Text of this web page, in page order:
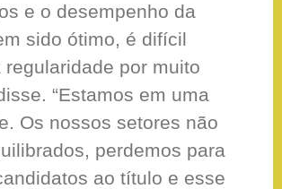
e o desempenho da
sido ótimo, é difícil
regularidade por muito
“Estamos em uma
Os nossos setores não
perdemos para
ao título e esse